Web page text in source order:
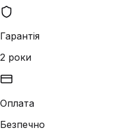
Гарантія
2 роки
Оплата
Безпечно